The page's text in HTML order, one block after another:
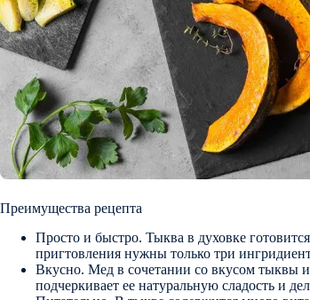
Преимущества рецепта
Просто и быстро. Тыква в духовке
пригтовления нужны только три
Вкусно. Мед в сочетании со вкусом тыквы
подчеркивает ее натуральную сладость и